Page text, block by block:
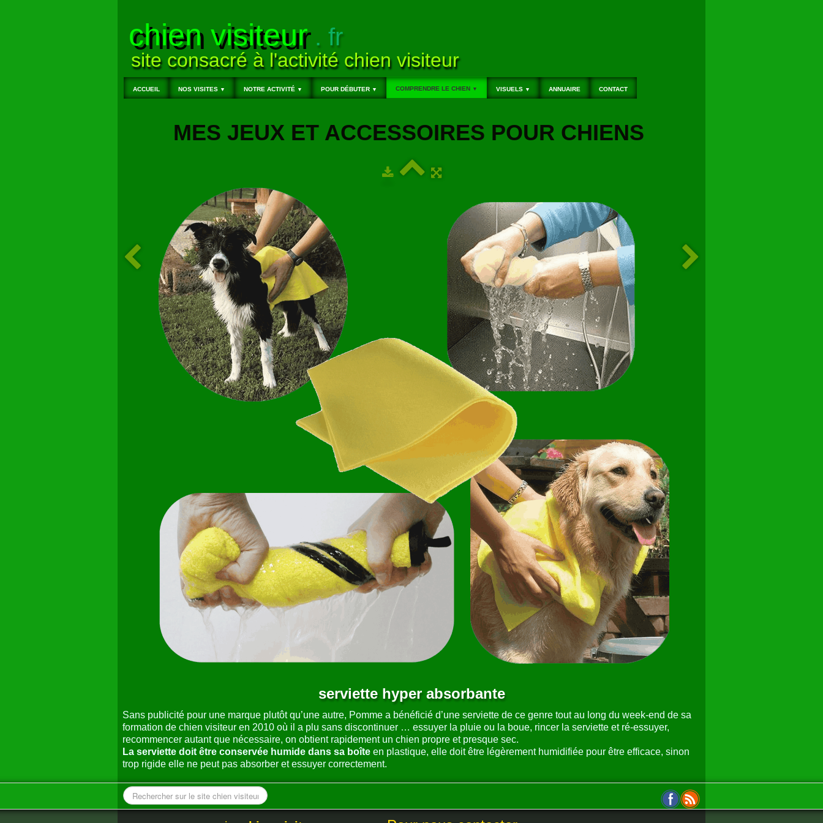
chien visiteur. fr
site consacré à l'activité chien visiteur
ACCUEIL NOS VISITES ▼ NOTRE ACTIVITÉ ▼ POUR DÉBUTER ▼ COMPRENDRE LE CHIEN ▼ VISUELS ▼ ANNUAIRE CONTACT
MES JEUX ET ACCESSOIRES POUR CHIENS
serviette hyper absorbante
Sans publicité pour une marque plutôt qu’une autre, Pomme a bénéficié d’une serviette de ce genre tout au long du week-end de sa
formation de chien visiteur en 2010 où il a plu sans discontinuer … essuyer la pluie ou la boue, rincer la serviette et ré-essuyer,
recommencer autant que nécessaire, on obtient rapidement un chien propre et presque sec.
La serviette doit être conservée humide dans sa boîte en plastique, elle doit être légèrement humidifiée pour être efficace, sinon
trop rigide elle ne peut pas absorber et essuyer correctement.